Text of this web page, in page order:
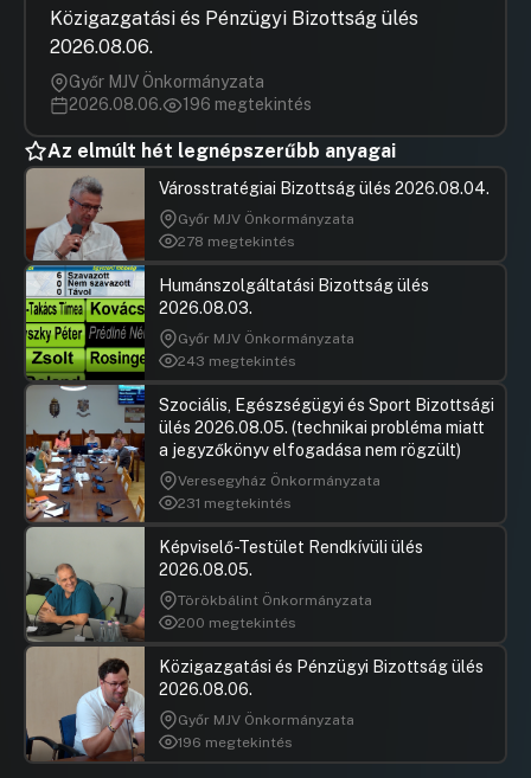
Közigazgatási és Pénzügyi Bizottság ülés
2026.08.06.
Győr MJV Önkormányzata
2026.08.06.
196 megtekintés
Az elmúlt hét legnépszerűbb anyagai
Városstratégiai Bizottság ülés 2026.08.04.
Győr MJV Önkormányzata
278 megtekintés
Humánszolgáltatási Bizottság ülés
2026.08.03.
Győr MJV Önkormányzata
243 megtekintés
Szociális, Egészségügyi és Sport Bizottsági
ülés 2026.08.05. (technikai probléma miatt
a jegyzőkönyv elfogadása nem rögzült)
Veresegyház Önkormányzata
231 megtekintés
Képviselő-Testület Rendkívüli ülés
2026.08.05.
Törökbálint Önkormányzata
200 megtekintés
Közigazgatási és Pénzügyi Bizottság ülés
2026.08.06.
Győr MJV Önkormányzata
196 megtekintés